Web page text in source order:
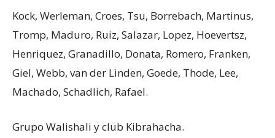
Kock, Werleman, Croes, Tsu, Borrebach, Martinus,
Tromp, Maduro, Ruiz, Salazar, Lopez, Hoevertsz,
Henriquez, Granadillo, Donata, Romero, Franken,
Giel, Webb, van der Linden, Goede, Thode, Lee,
Machado, Schadlich, Rafael.
Grupo Walishali y club Kibrahacha.